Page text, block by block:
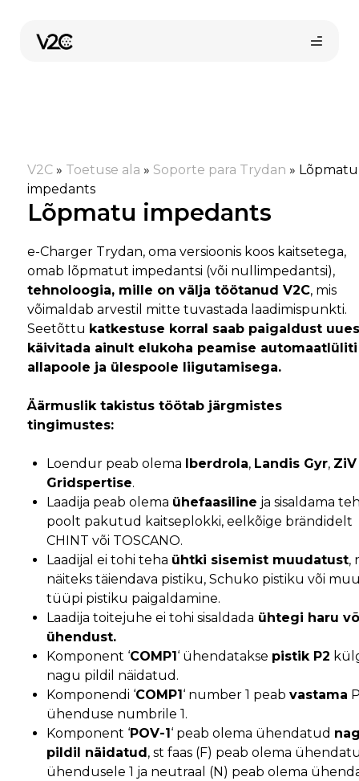
content
Osta veebist
V2C » Toetuse ala » Soporte para Trydan » Lõpmatu
impedants
Lõpmatu impedants
e-Charger Trydan, oma versioonis koos kaitsetega,
omab lõpmatut impedantsi (või nullimpedantsi),
tehnoloogia, mille on välja töötanud V2C, mis
võimaldab arvestil mitte tuvastada laadimispunkti.
Seetõttu katkestuse korral saab paigaldust
käivitada ainult elukoha peamise automaatlüliti
allapoole ja ülespoole liigutamisega.
Äärmuslik takistus töötab järgmistes
tingimustes:
Loendur peab olema Iberdrola, Landis Gyr, ZiV
Gridspertise.
Laadija peab olema ühefaasiline ja sisaldama
poolt pakutud kaitseplokki, eelkõige brändidelt
CHINT või TOSCANO.
Laadijal ei tohi teha ühtki sisemist muudatust,
näiteks täiendava pistiku, Schuko pistiku või
tüüpi pistiku paigaldamine.
Laadija toitejuhe ei tohi sisaldada ühtegi haru
ühendust.
Komponent ‘COMP1‘ ühendatakse pistik P2
nagu pildil näidatud.
Komponendi ‘COMP1‘ number 1 peab vastama
ühenduse numbrile 1.
Komponent ‘POV-1‘ peab olema ühendatud
pildil näidatud, st faas (F) peab olema
ühendusele 1 ja neutraal (N) peab olema